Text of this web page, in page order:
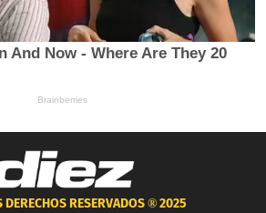
DERECHOS RESERVADOS ®2025